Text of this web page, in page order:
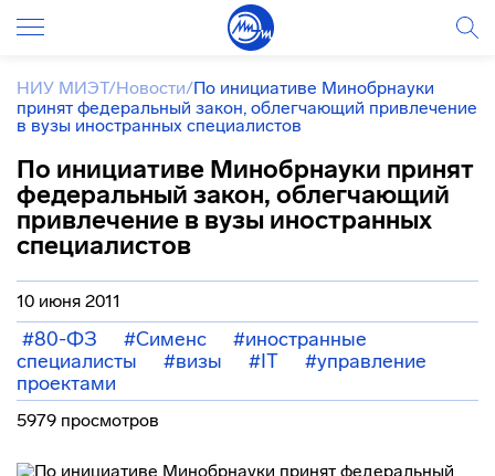
НИУ МИЭТ/Новости/По инициативе Минобрнауки
принят федеральный закон, облегчающий привлечение
в вузы иностранных специалистов
По инициативе Минобрнауки принят
федеральный закон, облегчающий
привлечение в вузы иностранных
специалистов
10 июня 2011
#80-ФЗ #Сименс
#иностранные
специалисты
#визы #IT
#управление
проектами
5979 просмотров